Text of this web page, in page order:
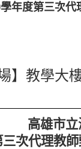
年度第三次
】教學大
高雄市
三次代理教